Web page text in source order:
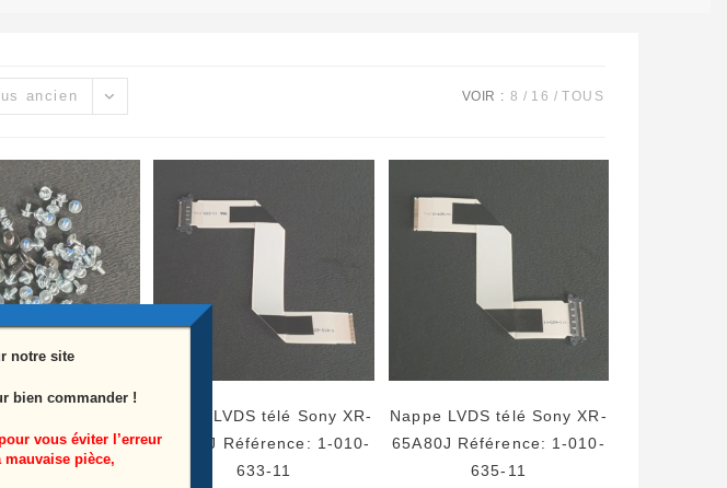
ancien VOIR : 8 16 TOUS
65A80J
Nappe LVDS télé Sony XR-
65A80J Référence: 1-010-
633-11
Nappe LVDS télé Sony XR-
65A80J Référence: 1-010-
635-11
notre site
bien commander !
vous éviter l’erreur
pièce,